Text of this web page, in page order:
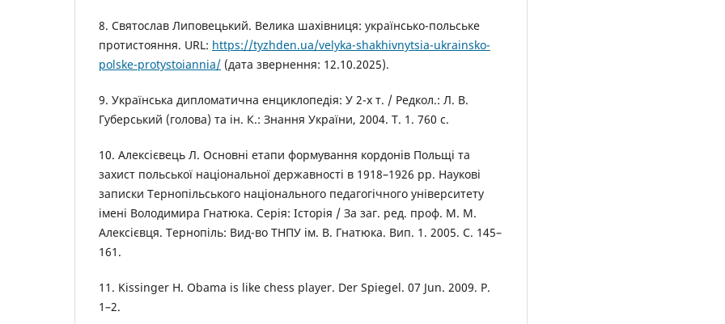
8. Святослав Липовецький. Велика шахівниця: українсько-польське
протистояння. URL: https://tyzhden.ua/velyka-shakhivnytsia-ukrainsko-
polske-protystoiannia/ (дата звернення: 12.10.2025).
9. Українська дипломатична енциклопедія: У 2-х т. / Редкол.: Л. В.
Губерський (голова) та ін. К.: Знання України, 2004. Т. 1. 760 с.
10. Алексієвець Л. Основні етапи формування кордонів Польщі та
захист польської національної державності в 1918–1926 рр. Наукові
записки Тернопільського національного педагогічного університету
імені Володимира Гнатюка. Серія: Історія / За заг. ред. проф. М. М.
Алексієвця. Тернопіль: Вид-во ТНПУ ім. В. Гнатюка. Вип. 1. 2005. С. 145–
161.
11. Kissinger H. Obama is like chess player. Der Spiegel. 07 Jun. 2009. P.
1–2.